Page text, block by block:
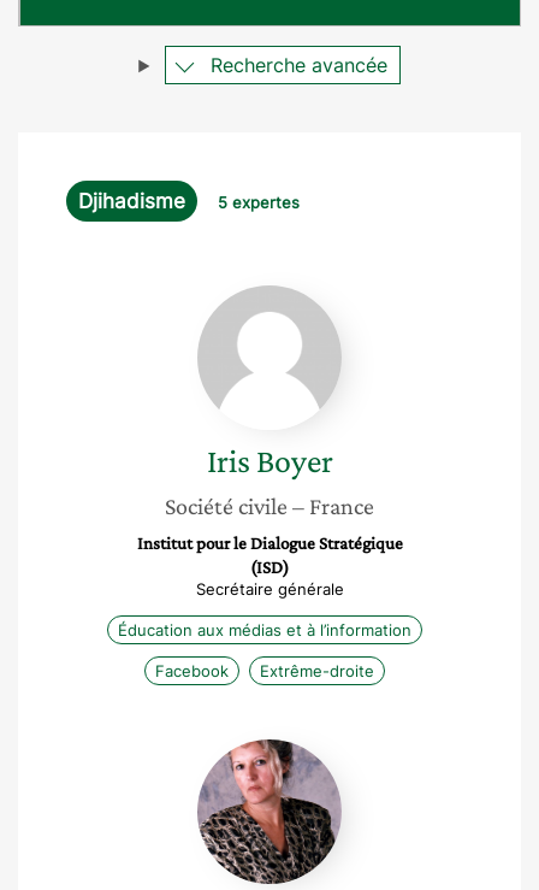
e
Recherche avancée
Djihadisme 5 expertes
Iris
Boyer
Iris Boyer
Société civile – France
Institut pour le Dialogue Stratégique
(ISD)
Secrétaire générale
Éducation aux médias et à l’information
Facebook Extrême-droite
Dominique
Gauthiez-
rieucau